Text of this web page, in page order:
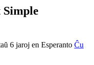
Simple
6 jaroj en Esperanto Ĉu